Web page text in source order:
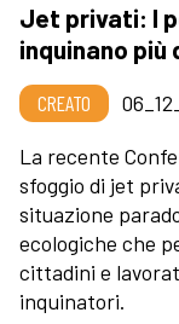
Jet privati: I
inquinano
CREATO
La recente
sfoggio di jet
situazione
ecologiche che
cittadini e
inquinatori.